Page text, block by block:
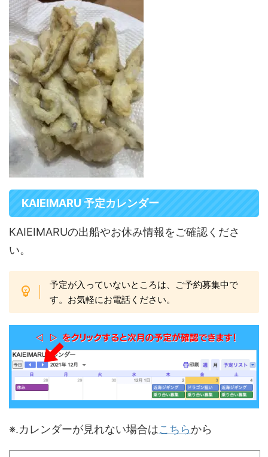
KAIEIMARU 予定カレンダー
KAIEIMARUの出船やお休み情報をご確認くださ
い。
予定が入っていないところは、ご予約募集中で
す。お気軽にお電話ください。
※.カレンダーが見れない場合はこちらから